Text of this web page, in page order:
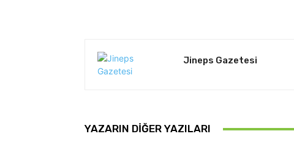
Jineps Gazetesi
YAZARIN DIĞER YAZILARI